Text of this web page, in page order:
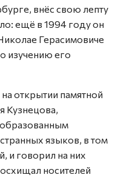
внёс свою лепту
ещё в 1994 году он
Герасимовиче
изучению его
открытии памятной
Кузнецова,
языков, в том
и говорил на них
носителей